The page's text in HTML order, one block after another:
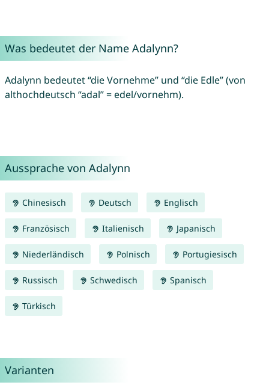
Was bedeutet der Name Adalynn?
Adalynn bedeutet “die Vornehme” und “die Edle” (von
althochdeutsch “adal” = edel/vornehm).
Aussprache von Adalynn
Chinesisch Deutsch Englisch
Französisch Italienisch Japanisch
Niederländisch Polnisch Portugiesisch
Russisch Schwedisch Spanisch
Türkisch
Varianten